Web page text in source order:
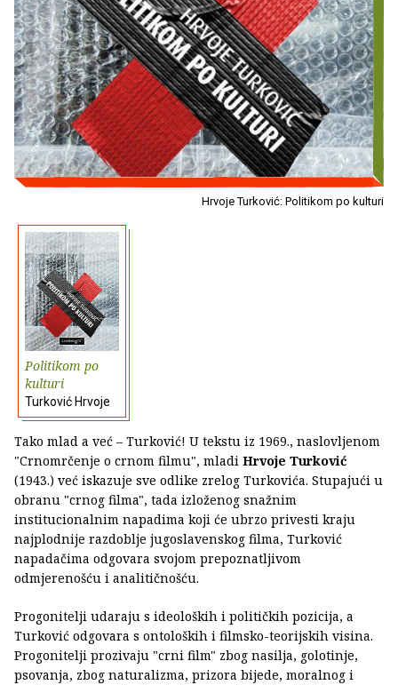
Hrvoje Turković: Politikom po kulturi
Politikom po
kulturi
Turković Hrvoje
Tako mlad a već – Turković! U tekstu iz 1969., naslovljenom
"Crnomrčenje o crnom filmu", mladi Hrvoje Turković
(1943.) već iskazuje sve odlike zrelog Turkovića. Stupajući u
obranu "crnog filma", tada izloženog snažnim
institucionalnim napadima koji će ubrzo privesti kraju
najplodnije razdoblje jugoslavenskog filma, Turković
napadačima odgovara svojom prepoznatljivom
odmjerenošću i analitičnošću.
Progonitelji udaraju s ideoloških i političkih pozicija, a
Turković odgovara s ontoloških i filmsko-teorijskih visina.
Progonitelji prozivaju "crni film" zbog nasilja, golotinje,
psovanja, zbog naturalizma, prizora bijede, moralnog i